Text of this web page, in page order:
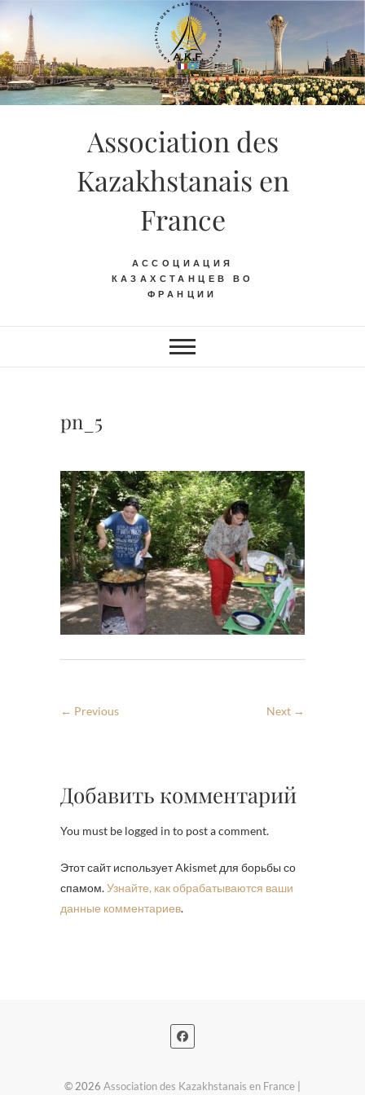
Skip
content
Association des
Kazakhstanais en
France
АССОЦИАЦИЯ
КАЗАХСТАНЦЕВ ВО
ФРАНЦИИ
pn_5
← Previous Next →
Добавить комментарий
You must be logged in to post a comment.
Этот сайт использует Akismet для борьбы со
спамом.Узнайте, как обрабатываются ваши
данные комментариев.
© 2026 Association des Kazakhstanais en France